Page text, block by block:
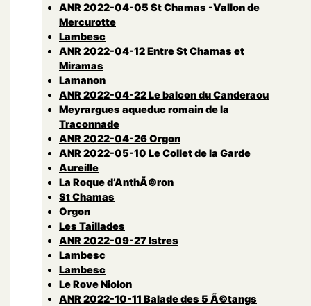
ANR 2022-04-05 St Chamas -Vallon de
Mercurotte
Lambesc
ANR 2022-04-12 Entre St Chamas et
Miramas
Lamanon
ANR 2022-04-22 Le balcon du Canderaou
Meyrargues aqueduc romain de la
Traconnade
ANR 2022-04-26 Orgon
ANR 2022-05-10 Le Collet de la Garde
Aureille
La Roque d’AnthÃ©ron
St Chamas
Orgon
Les Taillades
ANR 2022-09-27 Istres
Lambesc
Lambesc
Le Rove Niolon
ANR 2022-10-11 Balade des 5 Ã©tangs